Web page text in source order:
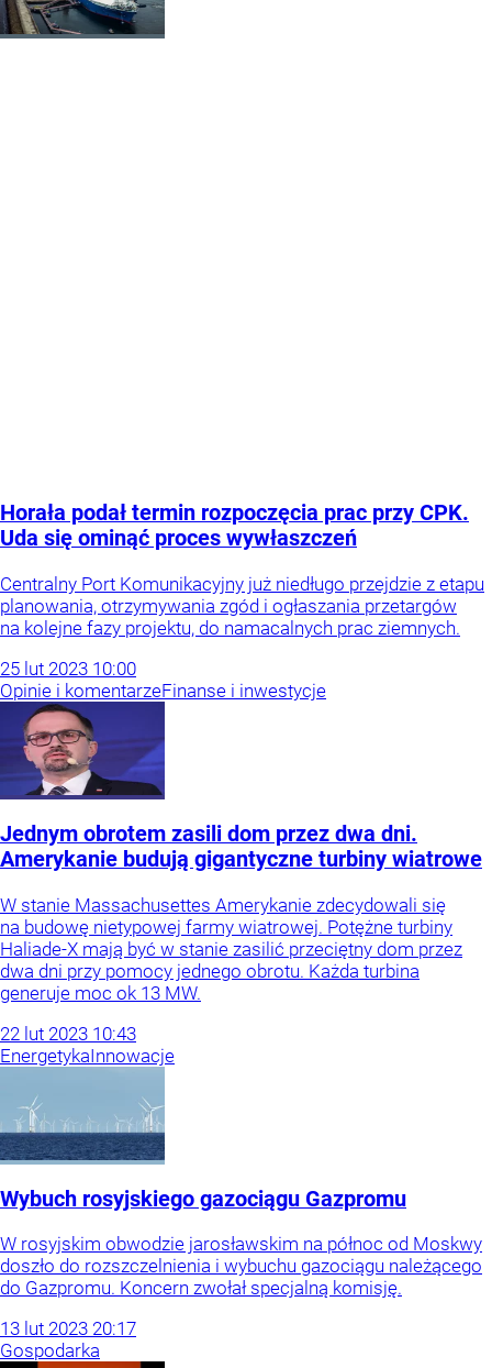
Horała podał termin rozpoczęcia prac przy CPK.
Uda się ominąć proces wywłaszczeń
Centralny Port Komunikacyjny już niedługo przejdzie z etapu
planowania, otrzymywania zgód i ogłaszania przetargów
na kolejne fazy projektu, do namacalnych prac ziemnych.
25 lut 2023 10:00
Opinie i komentarzeFinanse i inwestycje
Jednym obrotem zasili dom przez dwa dni.
Amerykanie budują gigantyczne turbiny wiatrowe
W stanie Massachusettes Amerykanie zdecydowali się
na budowę nietypowej farmy wiatrowej. Potężne turbiny
Haliade-X mają być w stanie zasilić przeciętny dom przez
dwa dni przy pomocy jednego obrotu. Każda turbina
generuje moc ok 13 MW.
22 lut 2023 10:43
EnergetykaInnowacje
Wybuch rosyjskiego gazociągu Gazpromu
W rosyjskim obwodzie jarosławskim na północ od Moskwy
doszło do rozszczelnienia i wybuchu gazociągu należącego
do Gazpromu. Koncern zwołał specjalną komisję.
13 lut 2023 20:17
Gospodarka